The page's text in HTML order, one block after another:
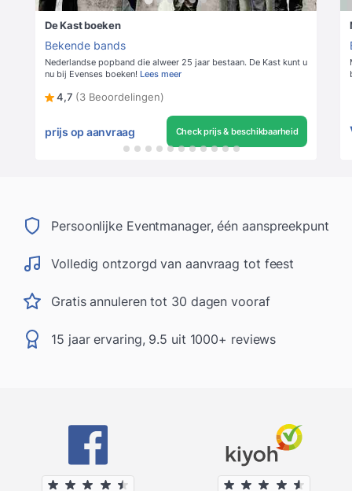
De Kast boeken
Bekende bands
Nederlandse popband die alweer 25 jaar bestaan. De Kast kunt u
nu bij Evenses boeken! Lees meer
4,7 (3 Beoordelingen)
prijs op aanvraag Check prijs & beschikbaarheid
Persoonlijke Eventmanager, één aanspreekpunt
Volledig ontzorgd van aanvraag tot feest
Gratis annuleren tot 30 dagen vooraf
15 jaar ervaring, 9.5 uit 1000+ reviews